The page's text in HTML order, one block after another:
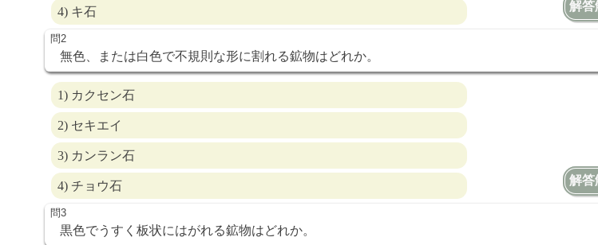
4) キ石 解答
無色、または白色で不規則な形に割れる鉱物はどれか。
1) カクセン石
2) セキエイ
3) カンラン石
4) チョウ石 解答
黒色でうすく板状にはがれる鉱物はどれか。